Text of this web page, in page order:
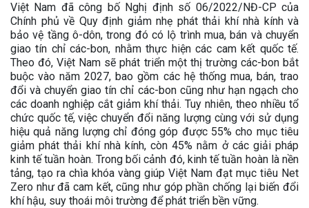
Việt Nam đã công bố Nghị định số 06/2022/NĐ-CP của
Chính phủ về Quy định giảm nhẹ phát thải khí nhà kính và
bảo vệ tầng ô-dôn, trong đó có lộ trình mua, bán và chuyển
giao tín chỉ các-bon, nhằm thực hiện các cam kết quốc tế.
Theo đó, Việt Nam sẽ phát triển một thị trường các-bon bắt
buộc vào năm 2027, bao gồm các hệ thống mua, bán, trao
đổi và chuyển giao tín chỉ các-bon cũng như hạn ngạch cho
các doanh nghiệp cắt giảm khí thải. Tuy nhiên, theo nhiều tổ
chức quốc tế, việc chuyển đổi năng lượng cùng với sử dụng
hiệu quả năng lượng chỉ đóng góp được 55% cho mục tiêu
giảm phát thải khí nhà kính, còn 45% nằm ở các giải pháp
kinh tế tuần hoàn. Trong bối cảnh đó, kinh tế tuần hoàn là nền
tảng, tạo ra chìa khóa vàng giúp Việt Nam đạt mục tiêu Net
Zero như đã cam kết, cũng như góp phần chống lại biến đổi
khí hậu, suy thoái môi trường để phát triển bền vững.